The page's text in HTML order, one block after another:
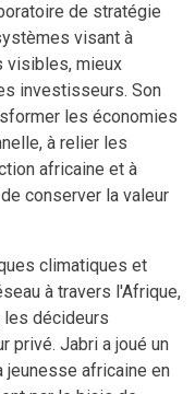
de stratégie
visant à
visibles, mieux
investisseurs. Son
les économies
à relier les
africaine et à
conserver la valeur
climatiques et
à travers l'Afrique,
les décideurs
privé. Jabri a joué un
jeunesse africaine en